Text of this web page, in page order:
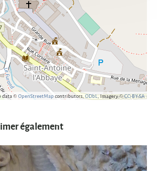
data © OpenStreetMap contributors,ODbL, Imagery ©CC-BY-SA
également